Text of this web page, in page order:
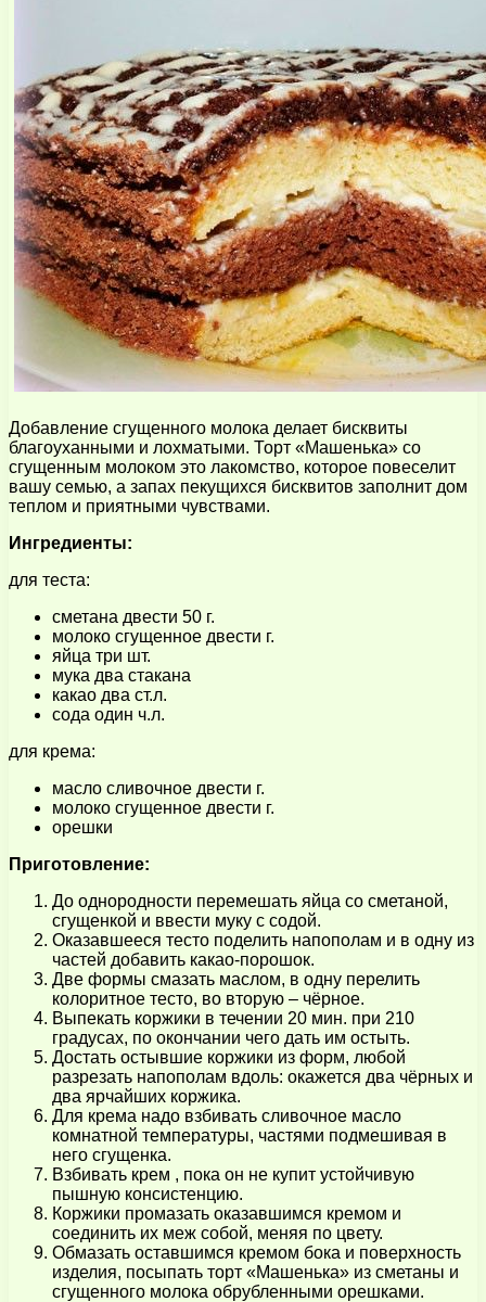
Добавление сгущенного молока делает бисквиты
благоуханными и лохматыми. Торт «Машенька» со
сгущенным молоком это лакомство, которое повеселит
вашу семью, а запах пекущихся бисквитов заполнит дом
теплом и приятными чувствами.
Ингредиенты:
для теста:
сметана двести 50 г.
молоко сгущенное двести г.
яйца три шт.
мука два стакана
какао два ст.л.
сода один ч.л.
для крема:
масло сливочное двести г.
молоко сгущенное двести г.
орешки
Приготовление:
До однородности перемешать яйца со сметаной,
сгущенкой и ввести муку с содой.
Оказавшееся тесто поделить напополам и в одну из
частей добавить какао-порошок.
Две формы смазать маслом, в одну перелить
колоритное тесто, во вторую – чёрное.
Выпекать коржики в течении 20 мин. при 210
градусах, по окончании чего дать им остыть.
Достать остывшие коржики из форм, любой
разрезать напополам вдоль: окажется два чёрных и
два ярчайших коржика.
Для крема надо взбивать сливочное масло
комнатной температуры, частями подмешивая в
него сгущенка.
Взбивать крем , пока он не купит устойчивую
пышную консистенцию.
Коржики промазать оказавшимся кремом и
соединить их меж собой, меняя по цвету.
Обмазать оставшимся кремом бока и поверхность
изделия, посыпать торт «Машенька» из сметаны и
сгущенного молока обрубленными орешками.